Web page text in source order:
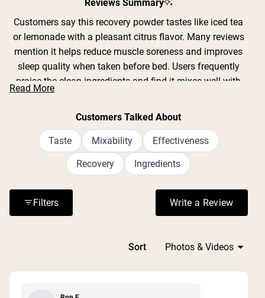
selected
Reviews Summary
Customers say this recovery powder tastes like iced tea
or lemonade with a pleasant citrus flavor. Many reviews
mention it helps reduce muscle soreness and improves
sleep quality when taken before bed. Users frequently
praise the clean ingredients and find it mixes well with
water, though some note it doesn't dissolve completely.
Common feedback includes faster recovery times and
customers report positive effects on workout recovery
and relaxation, a few mention they haven't noticed
significant differences yet. The powder is often described
Read More
Customers Talked About
Taste Mixability Effectiveness
Recovery Ingredients
Filters Write a Review
(Opens in a
Sort
Loading...